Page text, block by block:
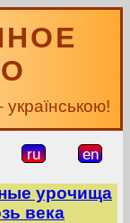
ru en
урочища
века